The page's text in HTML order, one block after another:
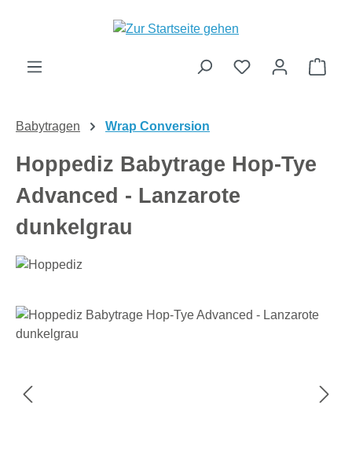
Zum Hauptinhalt springen
Babytragen Wrap Conversion
Hoppediz Babytrage Hop-Tye
Advanced - Lanzarote
dunkelgrau
Bildergalerie überspringen